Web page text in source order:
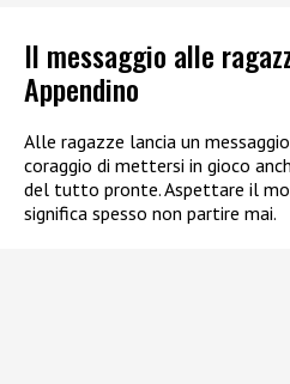
Il messaggio alle
Appendino
Alle ragazze lancia un
coraggio di mettersi in gioco
del tutto pronte. Aspettare il
significa spesso non partire mai.